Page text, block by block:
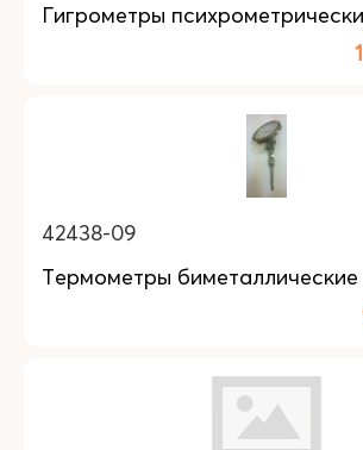
Гигрометры
42438-09
Термометры